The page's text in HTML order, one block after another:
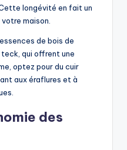
longévité en fait un
maison.
de bois de
qui offrent une
optez pour du cuir
aux éraflures et à
des